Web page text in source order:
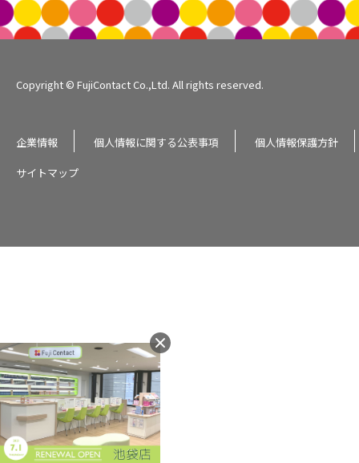
Copyright © FujiContact Co.,Ltd. All rights reserved.
企業情報 個人情報に関する公表事項
個人情報保護方針
サイトマップ